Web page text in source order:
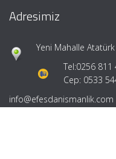
Adresimiz
Yeni Mahalle
Tel:0256 811
Cep: 0533
info@efesdanismanlik.com